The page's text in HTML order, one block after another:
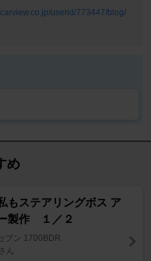
userid/773447/blog/
め
もステアリングボス ア
製作 １／２
ブン 1700BDR
ん